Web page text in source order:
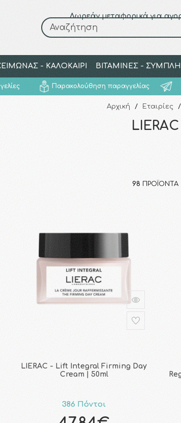
Δωρεάν μεταφορικά για
Αναζήτηση
- ΚΑΛΟΚΑΙΡΙ ΒΙΤΑΜΙΝΕΣ -
Παρακολούθηση παραγγελίας
Αρχική / Εταιρίες /
LIERAC
98 ΠΡΟΪΌΝΤΑ
LIERAC - Lift Integral Firming Day
Cream | 50ml
386 Πόντοι